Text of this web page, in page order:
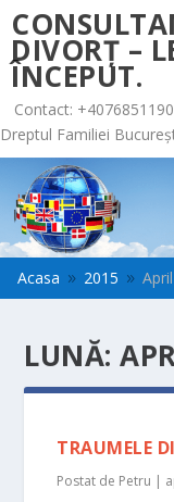
DIVORȚ –
ÎNCEPUT.
Contact:
Dreptul Familiei
Acasa 9 2015 9 April
LUNĂ:
TRAUMELE
Postat de Petru |